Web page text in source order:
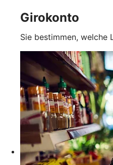
Girokonto
Sie bestimmen, welche